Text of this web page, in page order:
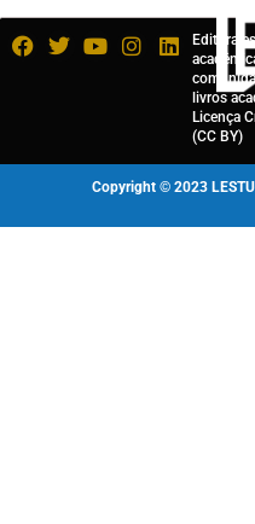
Editora
livros
Licença
(CC BY)
Copyright © 2023